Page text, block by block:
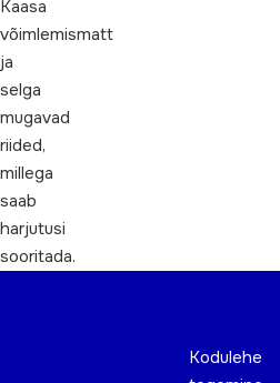
Kaasa
võimlemismatt
ja
selga
mugavad
riided,
millega
saab
harjutusi
sooritada.
Kodulehe